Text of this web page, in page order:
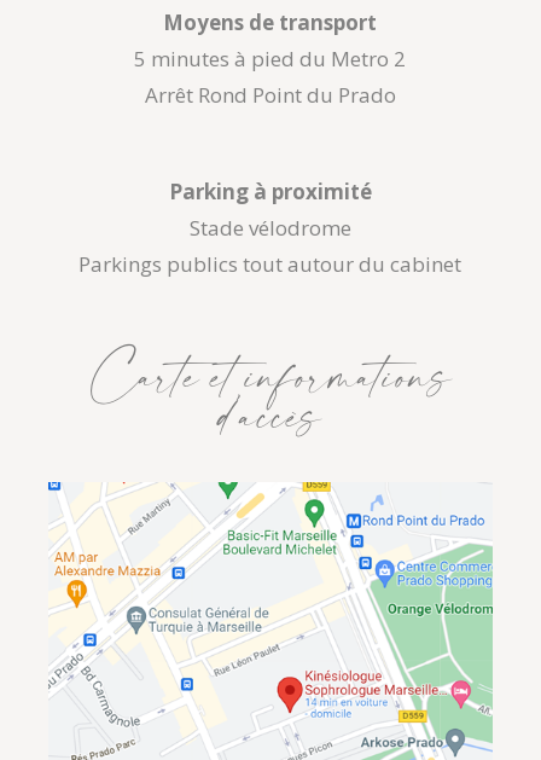
Moyens de transport
5 minutes à pied du Metro 2
Arrêt Rond Point du Prado
Parking à proximité
Stade vélodrome
Parkings publics tout autour du cabinet
Carte et informations
d’accès